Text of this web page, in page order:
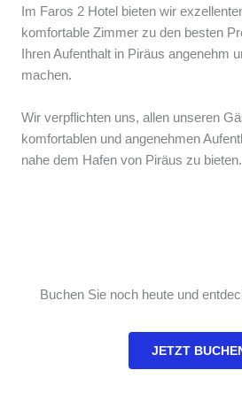
Im Faros 2 Hotel bieten wir
komfortable Zimmer zu den besten
Ihren Aufenthalt in Piräus angenehm
machen.
Wir verpflichten uns, allen unseren
komfortablen und angenehmen
nahe dem Hafen von Piräus zu bieten.
Buchen Sie noch heute und
JETZT